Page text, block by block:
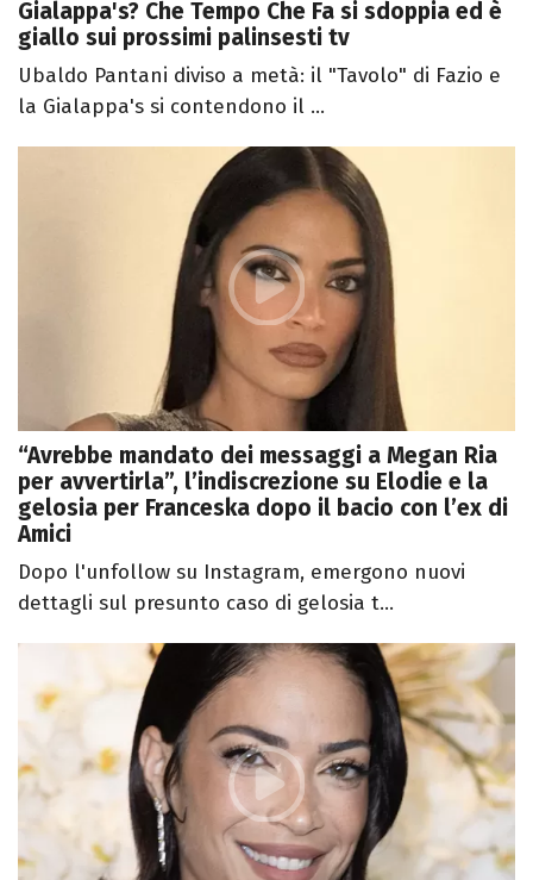
Gialappa's? Che Tempo Che Fa si sdoppia ed è
giallo sui prossimi palinsesti tv
Ubaldo Pantani diviso a metà: il "Tavolo" di Fazio e
la Gialappa's si contendono il ...
“Avrebbe mandato dei messaggi a Megan Ria
per avvertirla”, l’indiscrezione su Elodie e la
gelosia per Franceska dopo il bacio con l’ex di
Amici
Dopo l'unfollow su Instagram, emergono nuovi
dettagli sul presunto caso di gelosia t...